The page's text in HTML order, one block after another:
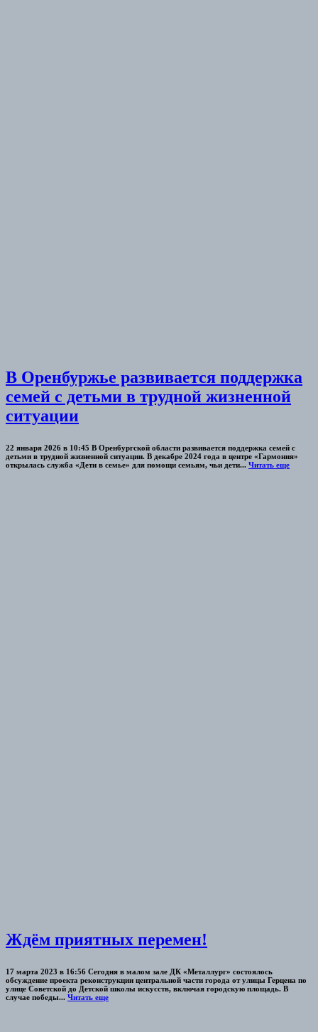
В Оренбуржье развивается поддержка
семей с детьми в трудной жизненной
ситуации
22 января 2026 в 10:45 В Оренбургской области развивается поддержка семей с
детьми в трудной жизненной ситуации. В декабре 2024 года в центре «Гармония»
открылась служба «Дети в семье» для помощи семьям, чьи дети... Читать еще
Ждём приятных перемен!
17 марта 2023 в 16:56 Сегодня в малом зале ДК «Металлург» состоялось
обсуждение проекта реконструкции центральной части города от улицы Герцена по
улице Советской до Детской школы искусств, включая городскую площадь. В
случае победы... Читать еще